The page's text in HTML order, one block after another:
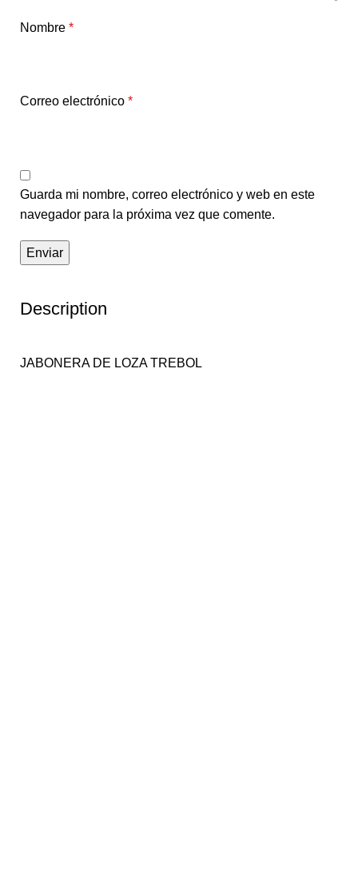
Nombre *
Correo electrónico *
Guarda mi nombre, correo electrónico y web en este
navegador para la próxima vez que comente.
Description
JABONERA DE LOZA TREBOL